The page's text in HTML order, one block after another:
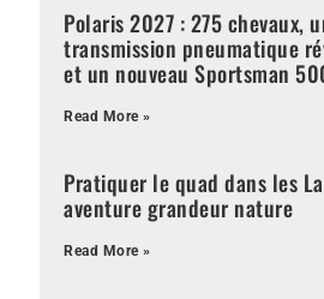
Polaris 2027 : 275 chevaux,
transmission pneumatique
et un nouveau Sportsman
Read More »
Pratiquer le quad dans les
aventure grandeur nature
Read More »